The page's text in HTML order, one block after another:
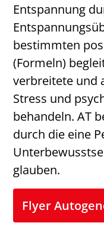
Entspannung
bestimmten
(Formeln)
verbreitete und
Stress und
behandeln. AT
durch die eine
glauben.
Flyer